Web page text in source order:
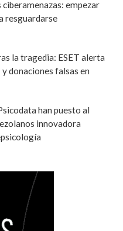
ciberamenazas: empezar
resguardarse
la tragedia: ESET alerta
donaciones falsas en
han puesto al
innovadora